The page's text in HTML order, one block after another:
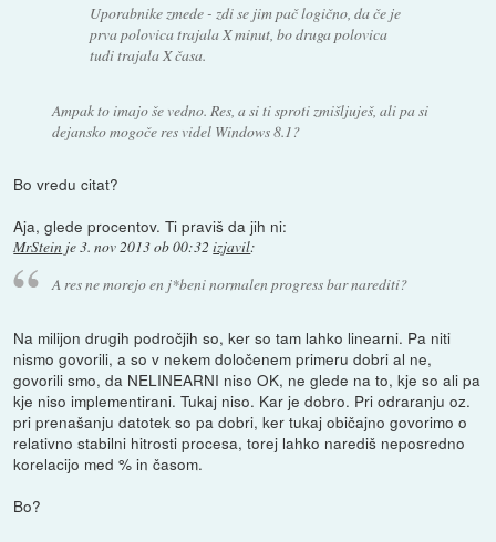
Uporabnike zmede - zdi se jim pač logično, da če je
prva polovica trajala X minut, bo druga polovica
tudi trajala X časa.
Ampak to imajo še vedno. Res, a si ti sproti zmišljuješ, ali pa si
dejansko mogoče res videl Windows 8.1?
Bo vredu citat?
Aja, glede procentov. Ti praviš da jih ni:
MrStein je3. nov 2013 ob 00:32 izjavil:
A res ne morejo en j*beni normalen progress bar narediti?
Na milijon drugih področjih so, ker so tam lahko linearni. Pa niti
nismo govorili, a so v nekem določenem primeru dobri al ne,
govorili smo, da NELINEARNI niso OK, ne glede na to, kje so ali pa
kje niso implementirani. Tukaj niso. Kar je dobro. Pri odraranju oz.
pri prenašanju datotek so pa dobri, ker tukaj običajno govorimo o
relativno stabilni hitrosti procesa, torej lahko narediš neposredno
korelacijo med % in časom.
Bo?